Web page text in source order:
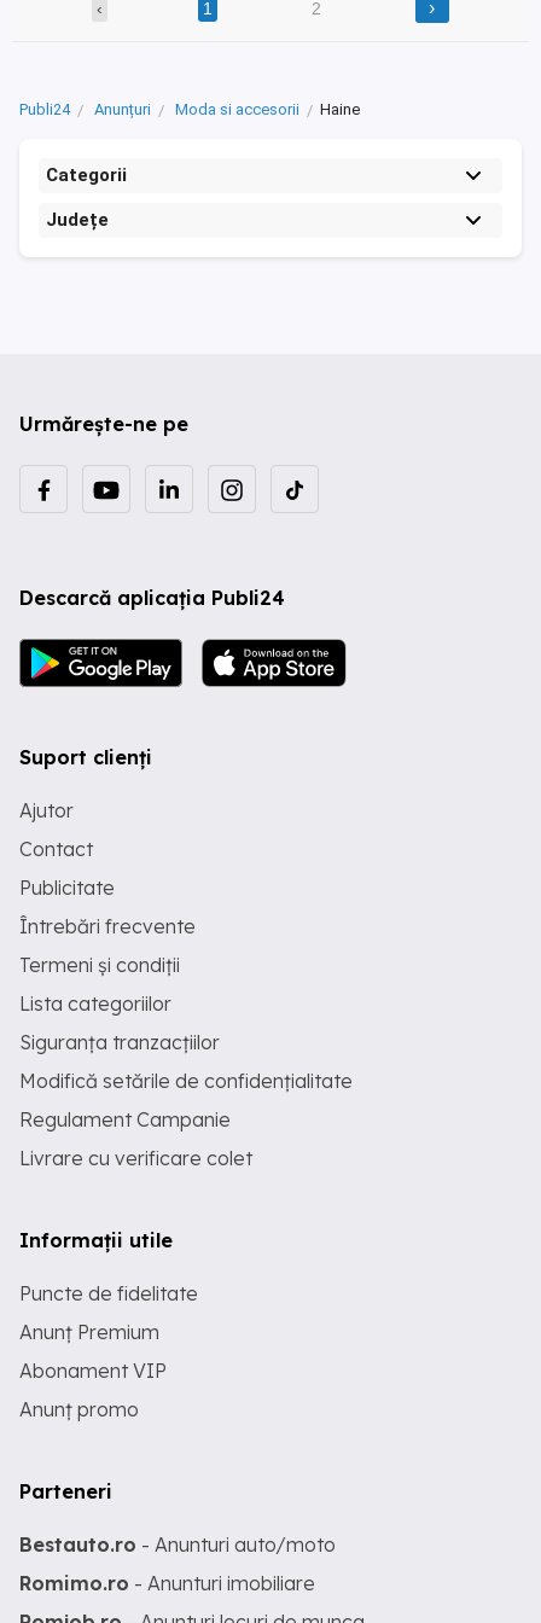
‹ 1 2 ›
Publi24 Anunțuri Moda si accesorii Haine
Categorii
Județe
Urmărește-ne pe
Descarcă aplicația Publi24
Suport clienți
Ajutor
Contact
Publicitate
Întrebări frecvente
Termeni și condiții
Lista categoriilor
Siguranța tranzacțiilor
Modifică setările de confidențialitate
Regulament Campanie
Livrare cu verificare colet
Informații utile
Puncte de fidelitate
Anunț Premium
Abonament VIP
Anunț promo
Parteneri
Bestauto.ro - Anunturi auto/moto
Romimo.ro - Anunturi imobiliare